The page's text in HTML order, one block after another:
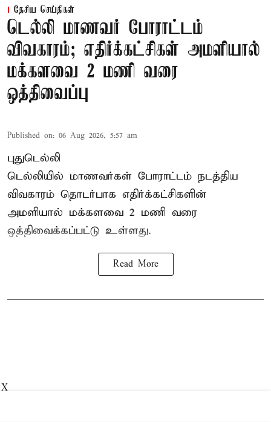
தேசிய செய்திகள்
டெல்லி மாணவர் போராட்டம்
விவகாரம்; எதிர்க்கட்சிகள் அமளியால்
மக்களவை 2 மணி வரை
ஒத்திவைப்பு
Published on: 06 Aug 2026, 5:57 am
புதுடெல்லி
டெல்லியில் மாணவர்கள் போராட்டம் நடத்திய
விவகாரம் தொடர்பாக எதிர்க்கட்சிகளின்
அமளியால் மக்களவை 2 மணி வரை
ஒத்திவைக்கப்பட்டு உள்ளது.
Read More
X